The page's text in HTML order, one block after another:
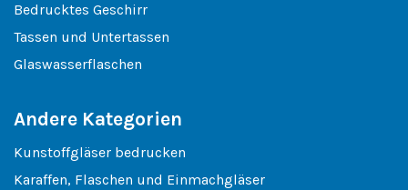
Bedrucktes Geschirr
Tassen und Untertassen
Glaswasserflaschen
Andere Kategorien
Kunstoffgläser bedrucken
Karaffen, Flaschen und Einmachgläser